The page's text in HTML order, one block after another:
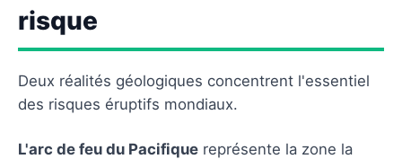
risque
Deux réalités géologiques concentrent l'essentiel
des risques éruptifs mondiaux.
L'arc de feu du Pacifique représente la zone la